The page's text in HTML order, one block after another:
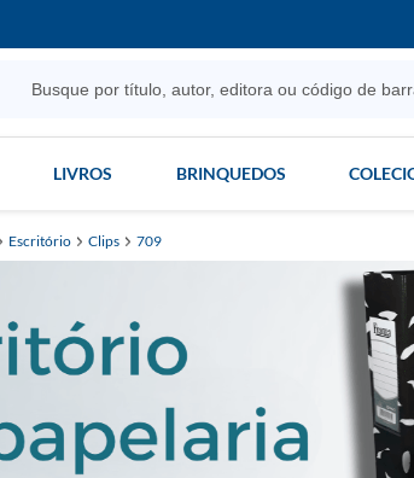
LIVROS BRINQUEDOS
Escritório Clips 709